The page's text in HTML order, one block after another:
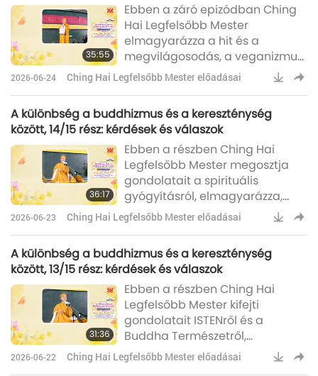
35:55
Ebben a záró epizódban Ching
Hai Legfelsőbb Mester
elmagyarázza a hit és a
megvilágosodás, a veganizmus,
a karma és a spirituális
okozatiság közötti kapcsolatot.A
(Megvilágosodás és hit.) Azt
mondta, szerinte a
megvilágosodáshoz elég hinni a
Buddhában, és elég olvasni a
szútrákat, és hinni a Buddhában.
Erre mondtam: „Nem, ez nem
elég.” Mert a Buddha azt
2026-06-24 Ching Hai Legfelsőbb Mester előadásai
A különbség a buddhizmus és a kereszténység
között, 14/15 rész: kérdések és válaszok
36:17
Ebben a részben Ching Hai
Legfelsőbb Mester megosztja
gondolatait a spirituális
gyógyításról, elmagyarázza,
hogy mi valójában a
megvilágosodás, és beszél arról,
kapunk.A beavatásra való
felkészülés szabályaiban azt
mondtad, hogy a spirituális erőt
nem szabad mások
gyógyítására használni.) Igen.
(Én reiki gyógyító vagyok, ami
egy gyógyító tudomány. Ha bea
2026-06-23 Ching Hai Legfelsőbb Mester előadásai
A különbség a buddhizmus és a kereszténység
között, 13/15 rész: kérdések és válaszok
31:36
Ebben a részben Ching Hai
Legfelsőbb Mester kifejti
gondolatait ISTENről és a
Buddha Természetről,
megvitatja az Úr Buddha
(vegán) és az Úr Jézus Krisztus
2026-06-22 Ching Hai Legfelsőbb Mester előadásai